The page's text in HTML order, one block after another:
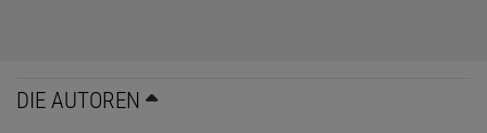
DIE AUTOREN